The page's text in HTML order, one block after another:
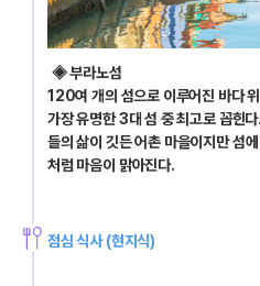
◈ 부라노섬
120여 개의 섬으로 이루어진 바다
가장 유명한 3대 섬 중 최고로 꼽힌
들의 삶이 깃든 어촌 마을이지만 섬
처럼 마음이 맑아진다.
점심 식사 (현지식)